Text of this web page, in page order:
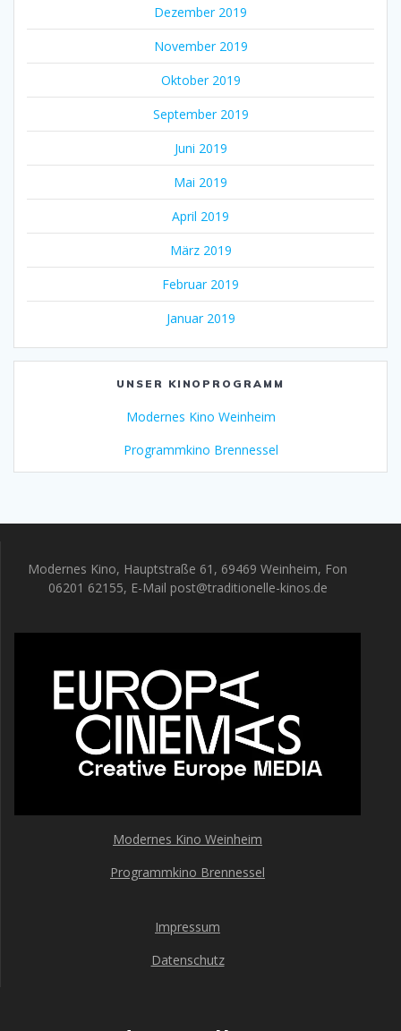
Dezember 2019
November 2019
Oktober 2019
September 2019
Juni 2019
Mai 2019
April 2019
März 2019
Februar 2019
Januar 2019
UNSER KINOPROGRAMM
Modernes Kino Weinheim
Programmkino Brennessel
Modernes Kino, Hauptstraße 61, 69469 Weinheim, Fon
06201 62155, E-Mail post@traditionelle-kinos.de
Modernes Kino Weinheim
Programmkino Brennessel
Impressum
Datenschutz